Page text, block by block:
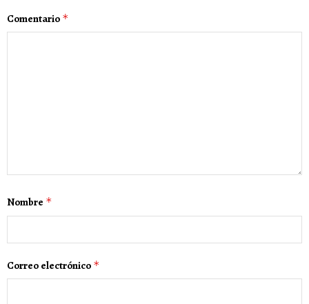
Comentario *
Nombre *
Correo electrónico *